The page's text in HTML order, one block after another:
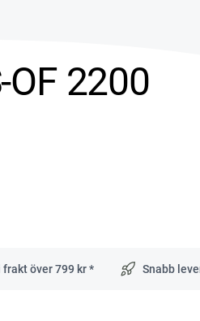
OF 2200
frakt över799 kr * Snabb